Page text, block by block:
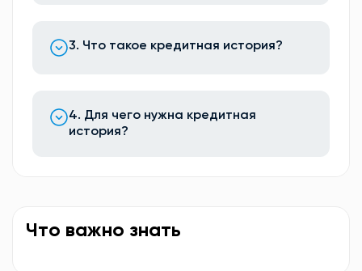
3. Что такое кредитная история?
4. Для чего нужна кредитная
история?
Что важно знать